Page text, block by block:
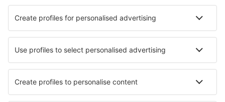
Nejlepší ubytování - města
Ubytování in Acquacalda Ubytování in Depoe Bay
Ubytování in Larragueta Ubytování in Newfoundland